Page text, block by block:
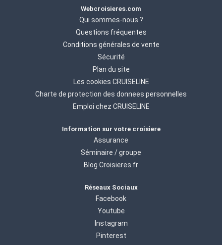
Webcroisieres.com
Qui sommes-nous ?
Questions fréquentes
Conditions générales de vente
Sécurité
Plan du site
Les cookies CRUISELINE
Charte de protection des donnees personnelles
Emploi chez CRUISELINE
Information sur votre croisiere
Assurance
Séminaire / groupe
Blog Croisieres.fr
Réseaux Sociaux
Facebook
Youtube
Instagram
Pinterest